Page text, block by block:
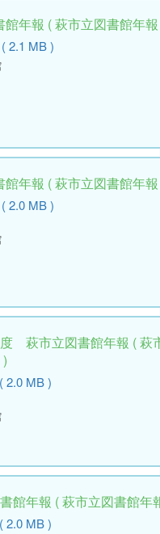
年報 ( 萩市立図書館年
2.1 MB )
年報 ( 萩市立図書館年
2.0 MB )
萩市立図書館年報 ( 萩
2.0 MB )
年報 ( 萩市立図書館年
2.0 MB )